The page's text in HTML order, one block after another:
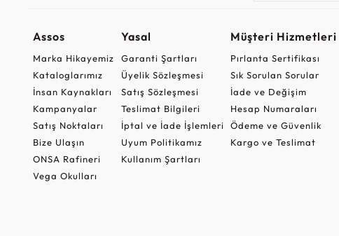
Assos
Marka Hikayemiz
Kataloglarımız
İnsan Kaynakları
Kampanyalar
Satış Noktaları
Bize Ulaşın
ONSA Rafineri
Vega Okulları
Yasal
Garanti Şartları
Üyelik Sözleşmesi
Satış Sözleşmesi
Teslimat Bilgileri
İptal ve İade İşlemleri
Uyum Politikamız
Kullanım Şartları
Müşteri Hizmetleri
Pırlanta Sertifikası
Sık Sorulan Sorular
İade ve Değişim
Hesap Numaraları
Ödeme ve Güvenlik
Kargo ve Teslimat